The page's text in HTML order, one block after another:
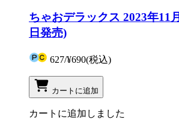
ちゃおデラックス 2023年11
日発売)
627/¥690(税込)
カートに追加
カートに追加しました